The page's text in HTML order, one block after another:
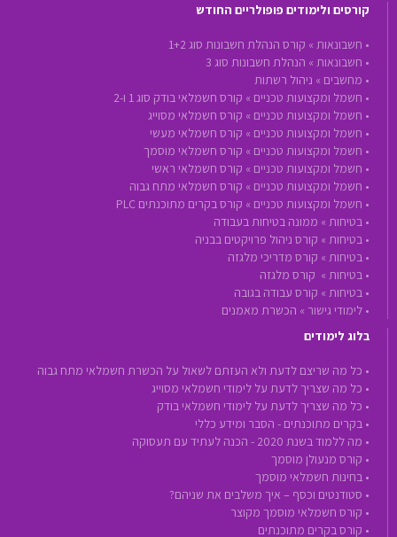
קורסים ולימודים פופולריים החודש
• חשבונאות » קורס הנהלת חשבונות סוג 1+2
• חשבונאות » הנהלת חשבונות סוג 3
• מחשבים » ניהול רשתות
• חשמל ומקצועות טכניים » קורס חשמלאי בודק סוג 1 ו-2
• חשמל ומקצועות טכניים » קורס חשמלאי מסוייג
• חשמל ומקצועות טכניים » קורס חשמלאי מעשי
• חשמל ומקצועות טכניים » קורס חשמלאי מוסמך
• חשמל ומקצועות טכניים » קורס חשמלאי ראשי
• חשמל ומקצועות טכניים » קורס חשמלאי מתח גבוה
• חשמל ומקצועות טכניים » קורס בקרים מתוכנתים PLC
• בטיחות » ממונה בטיחות בעבודה
• בטיחות » קורס ניהול פרויקטים בבניה
• בטיחות » קורס מדריכי מלגזה
• בטיחות » קורס מלגזה
• בטיחות » קורס עבודה בגובה
• לימודי גישור » הכשרת מאמנים
בלוג לימודים
• כל מה שריצם לדעת ולא העזתם לשאול על הכשרת חשמלאי מתח גבוה
• כל מה שצריך לדעת על לימודי חשמלאי מסוייג
• כל מה שצריך לדעת על לימודי חשמלאי בודק
• בקרים מתוכנתים - הסבר ומידע כללי
• מה ללמוד בשנת 2020 - הכנה לעתיד עם תעסוקה
• קורס מנעולן מוסמך
• בחינות חשמלאי מוסמך
• סטודנטים וכסף – איך משלבים את שניהם?
• קורס חשמלאי מוסמך מקוצר
• קורס בקרים מתוכנתים